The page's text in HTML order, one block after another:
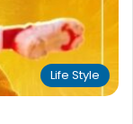
Life Style